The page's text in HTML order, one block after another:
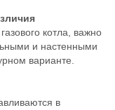
котла, важно
и настенными
варианте.
в